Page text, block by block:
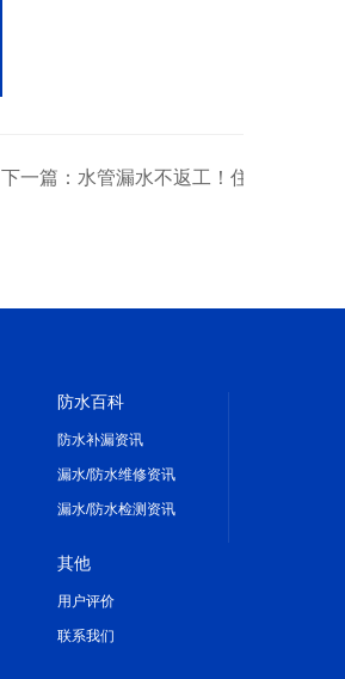
下一篇：水管漏水不返工！住建部标准
防水百科
防水补漏资讯
漏水/防水维修资讯
漏水/防水检测资讯
其他
用户评价
联系我们